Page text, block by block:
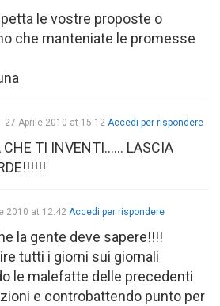
le vostre proposte o
che manteniate le promesse
27 Aprile 2010 at 15:12 Accedi per rispondere
CHE TI INVENTI…… LASCIA
2010 at 12:42 Accedi per rispondere
la gente deve sapere!!!!
tutti i giorni sui giornali
le malefatte delle precedenti
e controbattendo punto per